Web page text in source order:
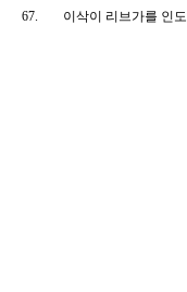
67.
이삭이 리브가를 인